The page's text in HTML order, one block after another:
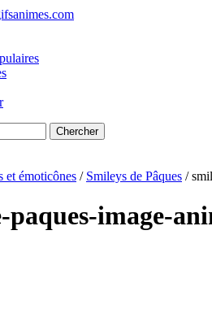
Chercher
et émoticônes / Smileys de Pâques /
paques-image-